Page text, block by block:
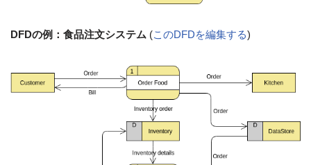
DFDの例：食品注文システム (このDFDを編集する)